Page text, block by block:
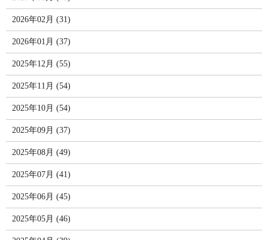
2026年02月 (31)
2026年01月 (37)
2025年12月 (55)
2025年11月 (54)
2025年10月 (54)
2025年09月 (37)
2025年08月 (49)
2025年07月 (41)
2025年06月 (45)
2025年05月 (46)